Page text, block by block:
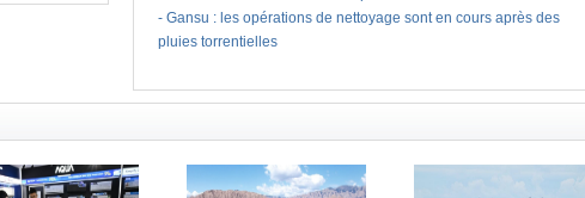
- Gansu : les opérations de nettoyage sont en cours après des
pluies torrentielles